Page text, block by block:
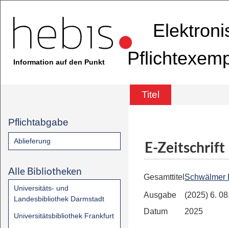
Information auf den Punkt
Titel
Pflichtabgabe
Ablieferung
Alle Bibliotheken
Universitäts- und
Landesbibliothek Darmstadt
Universitätsbibliothek Frankfurt
E-Zeitschrift
Gesamttitel Schwälmer
Ausgabe
(2025) 6.
Datum
2025